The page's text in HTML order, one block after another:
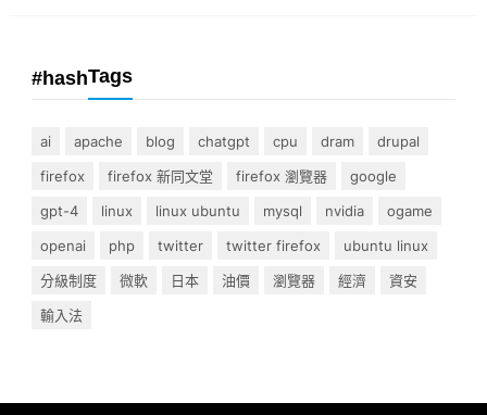
#hashTags
ai apache blog chatgpt cpu dram
drupal
firefox
firefox 新同文堂 firefox 瀏覽器
google
gpt-4
linux linux ubuntu mysql nvidia
ogame
openai
php twitter twitter firefox
ubuntu linux
分級制度
微軟 日本 油價 瀏覽器 經濟
資安
輸入法